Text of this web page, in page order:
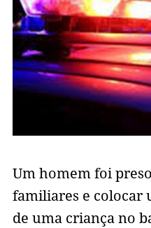
Um homem foi
familiares e colocar
de uma criança no